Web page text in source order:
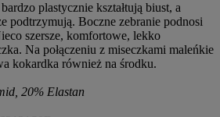
plastycznie kształtują biust, a
podtrzymują. Boczne zebranie podnosi
szersze, komfortowe, lekko
Na połączeniu z miseczkami maleńkie
kokardka również na środku.
20% Elastan